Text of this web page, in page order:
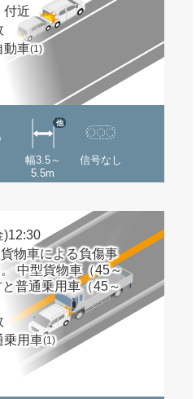
付近
動車(1)
幅3.5～
5.5m
他
信号なし
)12:30
物車による負傷事
中型貨物車（45～
普通乗用車（45～
乗用車(1)